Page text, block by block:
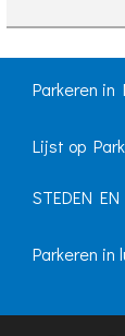
Parkeren in
Lijst op
STEDEN EN
Parkeren in